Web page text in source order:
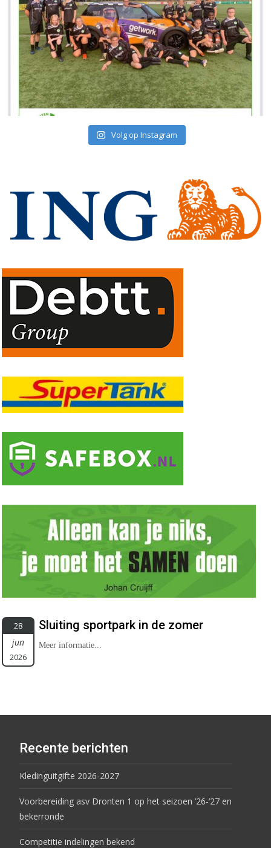
Volg op Instagram
28
jun
2026
Sluiting sportpark in de zomer
Meer informatie...
Recente berichten
Kledinguitgifte 2026-2027
Voorbereiding asv Dronten 1 op het seizoen ’26-’27 en
bekerronde
Competitie indelingen bekend